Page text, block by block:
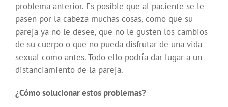
problema anterior. Es posible que al paciente se le
pasen por la cabeza muchas cosas, como que su
pareja ya no le desee, que no le gusten los cambios
de su cuerpo o que no pueda disfrutar de una vida
sexual como antes. Todo ello podría dar lugar a un
distanciamiento de la pareja.
¿Cómo solucionar estos problemas?